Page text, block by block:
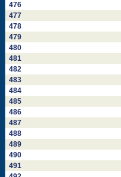
476
477
478
479
480
481
482
483
484
485
486
487
488
489
490
491